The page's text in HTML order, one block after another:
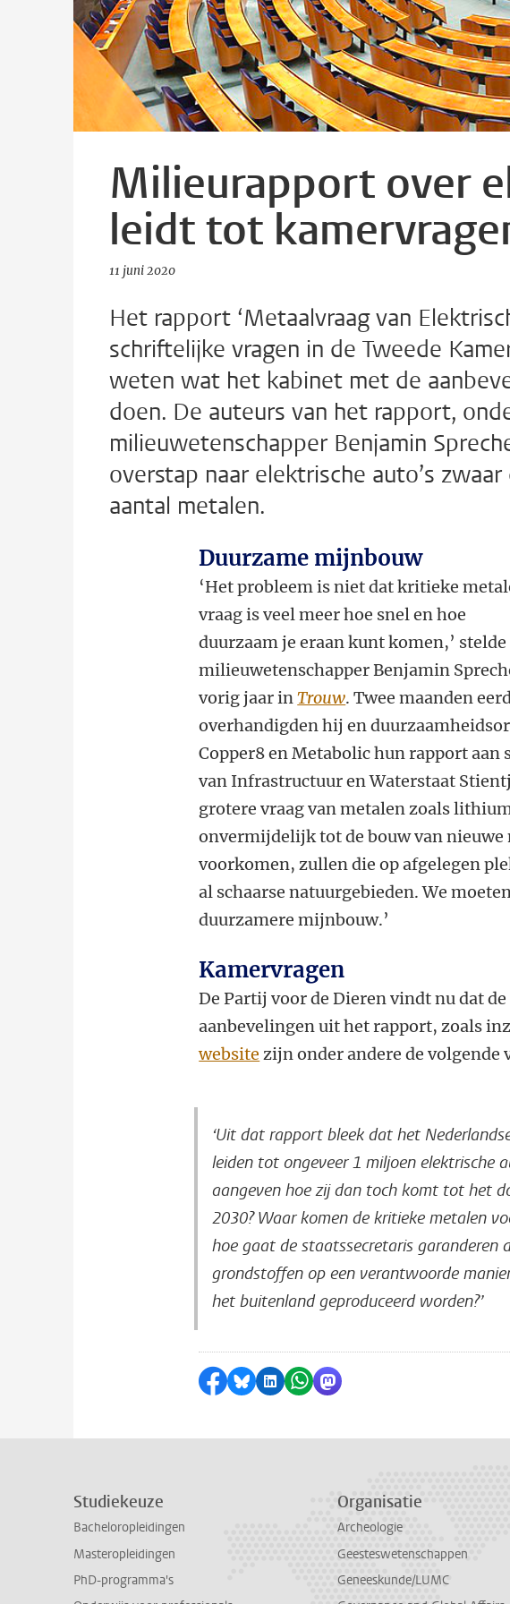
Milieurapport over
leidt tot
11 juni 2020
Het rapport ‘Metaalvraag van
schriftelijke vragen in de Tweede
weten wat het kabinet met de
doen. De auteurs van het rapport,
milieuwetenschapper Benjamin
overstap naar elektrische auto’s
aantal metalen.
Duurzame mijnbouw
‘Het probleem is niet dat kritieke
vraag is veel meer hoe snel en hoe
duurzaam je eraan kunt komen,’ stelde
milieuwetenschapper Benjamin
vorig jaar inTrouw. Twee maanden
overhandigden hij en
Copper8 en Metabolic hun rapport aan
van Infrastructuur en Waterstaat
grotere vraag van metalen zoals
onvermijdelijk tot de bouw van nieuwe
voorkomen, zullen die op afgelegen
al schaarse natuurgebieden. We
duurzamere mijnbouw.’
Kamervragen
De Partij voor de Dieren vindt nu dat
aanbevelingen uit het rapport, zoals
website zijn onder andere de volgende
‘Uit dat rapport bleek dat het
leiden tot ongeveer 1 miljoen elektrische
aangeven hoe zij dan toch komt tot het
2030? Waar komen de kritieke metalen
hoe gaat de staatssecretaris garanderen
grondstoffen op een verantwoorde
het buitenland geproduceerd worden?’
Delen op Facebook
Delen via Bluesky
Delen op LinkedIn
Delen via WhatsApp
Delen via Mastodon
Studiekeuze
Bacheloropleidingen
Masteropleidingen
PhD-programma's
Organisatie
Archeologie
Geesteswetenschappen
Geneeskunde/LUMC